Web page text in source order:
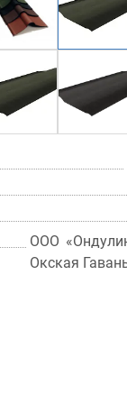
ООО
Окская